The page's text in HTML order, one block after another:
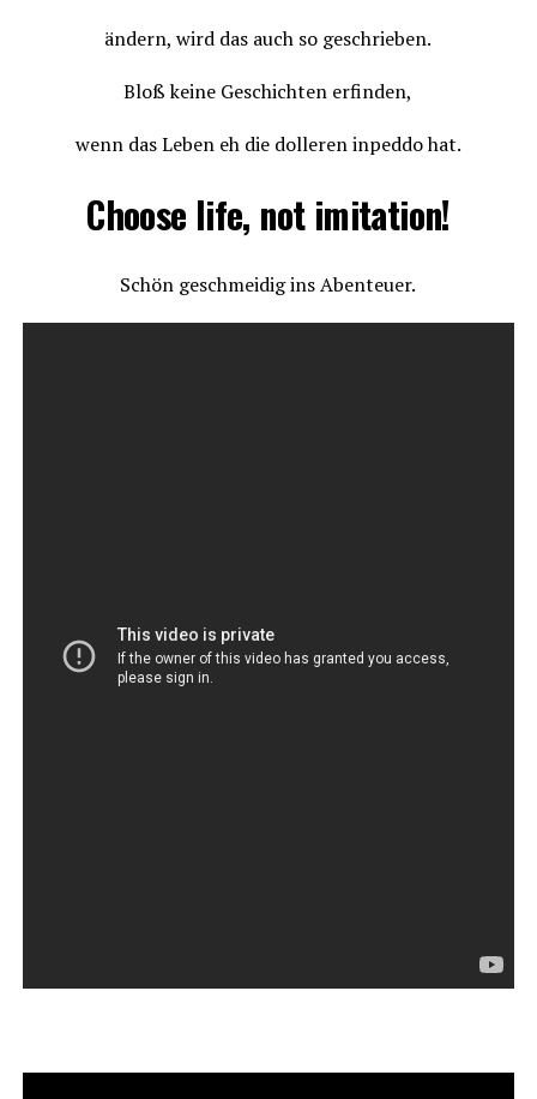
ändern, wird das auch so geschrieben.
Bloß keine Geschichten erfinden,
wenn das Leben eh die dolleren inpeddo hat.
Choose life, not imitation!
Schön geschmeidig ins Abenteuer.